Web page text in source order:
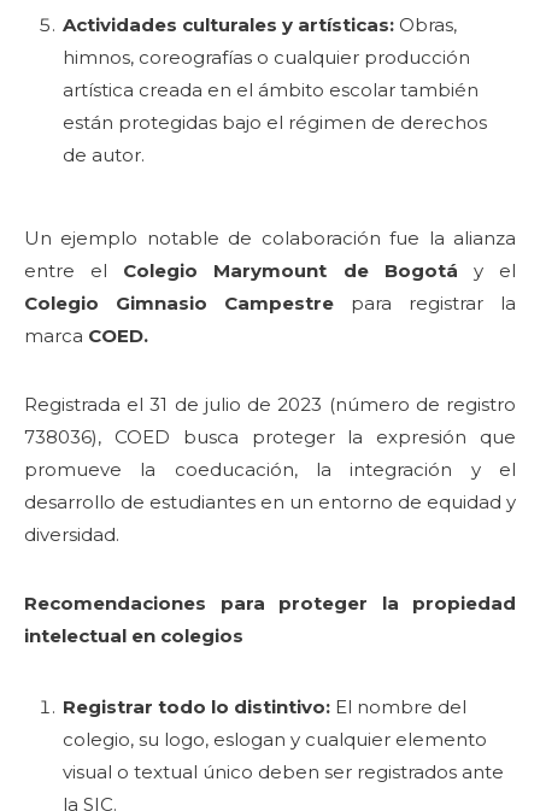
Actividades culturales y artísticas: Obras,
himnos, coreografías o cualquier producción
artística creada en el ámbito escolar también
están protegidas bajo el régimen de derechos
de autor.
Un ejemplo notable de colaboración fue la alianza
entre el Colegio Marymount de Bogotá y el
Colegio Gimnasio Campestre para registrar la
marca COED.
Registrada el 31 de julio de 2023 (número de registro
738036), COED busca proteger la expresión que
promueve la coeducación, la integración y el
desarrollo de estudiantes en un entorno de equidad y
diversidad.
Recomendaciones para proteger la propiedad
intelectual en colegios
Registrar todo lo distintivo: El nombre del
colegio, su logo, eslogan y cualquier elemento
visual o textual único deben ser registrados ante
la SIC.